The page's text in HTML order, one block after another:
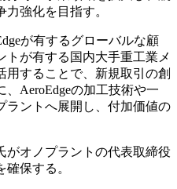
強化を目指す。
が有するグローバルな顧
が有する国内大手重工業メ
用することで、新規取引の創
AeroEdgeの加工技術や一
ラントへ展開し、付加価値の
がオノプラントの代表取締役
保する。